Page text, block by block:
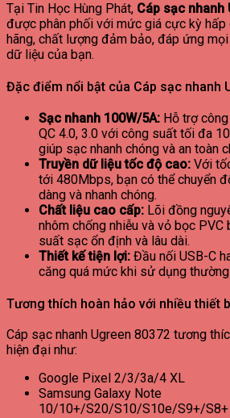
Tại Tin Học Hùng Phát, Cáp sạc nhanh
được phân phối với mức giá cực kỳ hấp
hãng, chất lượng đảm bảo, đáp ứng
dữ liệu của bạn.
Đặc điểm nổi bật của Cáp sạc nhanh
Sạc nhanh 100W/5A: Hỗ trợ
QC 4.0, 3.0 với công suất tối đa
giúp sạc nhanh chóng và an toàn
Truyền dữ liệu tốc độ cao: Với
tới 480Mbps, bạn có thể chuyển
dàng và nhanh chóng.
Chất liệu cao cấp: Lõi đồng
nhôm chống nhiễu và vỏ bọc PVC
suất sạc ổn định và lâu dài.
Thiết kế tiện lợi: Đầu nối USB-C
căng quá mức khi sử dụng thường
Tương thích hoàn hảo với nhiều thiết
Cáp sạc nhanh Ugreen 80372 tương
hiện đại như:
Google Pixel 2/3/3a/4 XL
Samsung Galaxy Note
10/10+/S20/S10/S10e/S9+/S8+